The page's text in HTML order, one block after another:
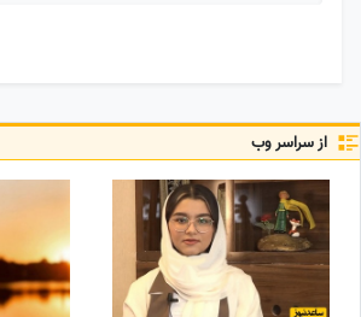
از سراسر وب